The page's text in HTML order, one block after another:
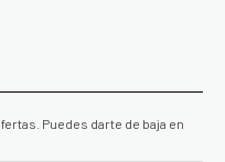
Puedes darte de baja en